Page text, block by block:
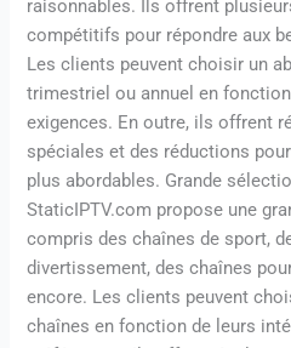
raisonnables. Ils offrent
compétitifs pour répondre aux
Les clients peuvent choisir un
trimestriel ou annuel en
exigences. En outre, ils offrent
spéciales et des réductions
plus abordables. Grande
StaticIPTV.com propose une
compris des chaînes de sport,
divertissement, des chaînes
encore. Les clients peuvent
chaînes en fonction de leurs